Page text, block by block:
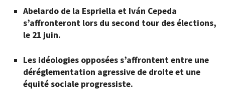
Abelardo de la Espriella et Iván Cepeda
s’affronteront lors du second tour des élections,
le 21 juin.
Les idéologies opposées s’affrontent entre une
déréglementation agressive de droite et une
équité sociale progressiste.